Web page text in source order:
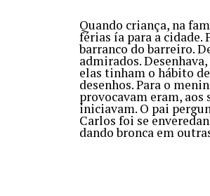
Quando criança, na
férias ía para a
barranco do barreiro.
admirados.
elas tinham o hábito
desenhos. Para o
provocavam eram, aos
iniciavam. O pai
Carlos foi se
dando bronca em